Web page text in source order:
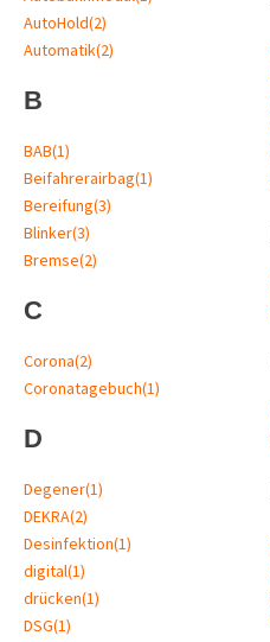
AutoHold(2)
Automatik(2)
B
BAB(1)
Beifahrerairbag(1)
Bereifung(3)
Blinker(3)
Bremse(2)
C
Corona(2)
Coronatagebuch(1)
D
Degener(1)
DEKRA(2)
Desinfektion(1)
digital(1)
drücken(1)
DSG(1)